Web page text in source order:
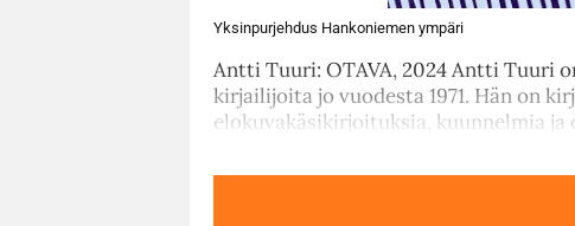
Yksinpurjehdus Hankoniemen ympäri
Antti Tuuri: OTAVA, 2024 Antti Tuuri
kirjailijoita jo vuodesta 1971. Hän on
elokuvakäsikirjoituksia, kuunnelmia ja